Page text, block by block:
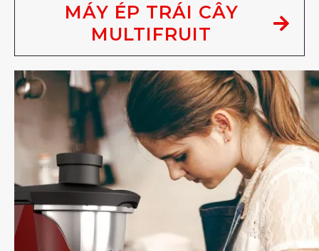
MÁY ÉP TRÁI CÂY
MULTIFRUIT